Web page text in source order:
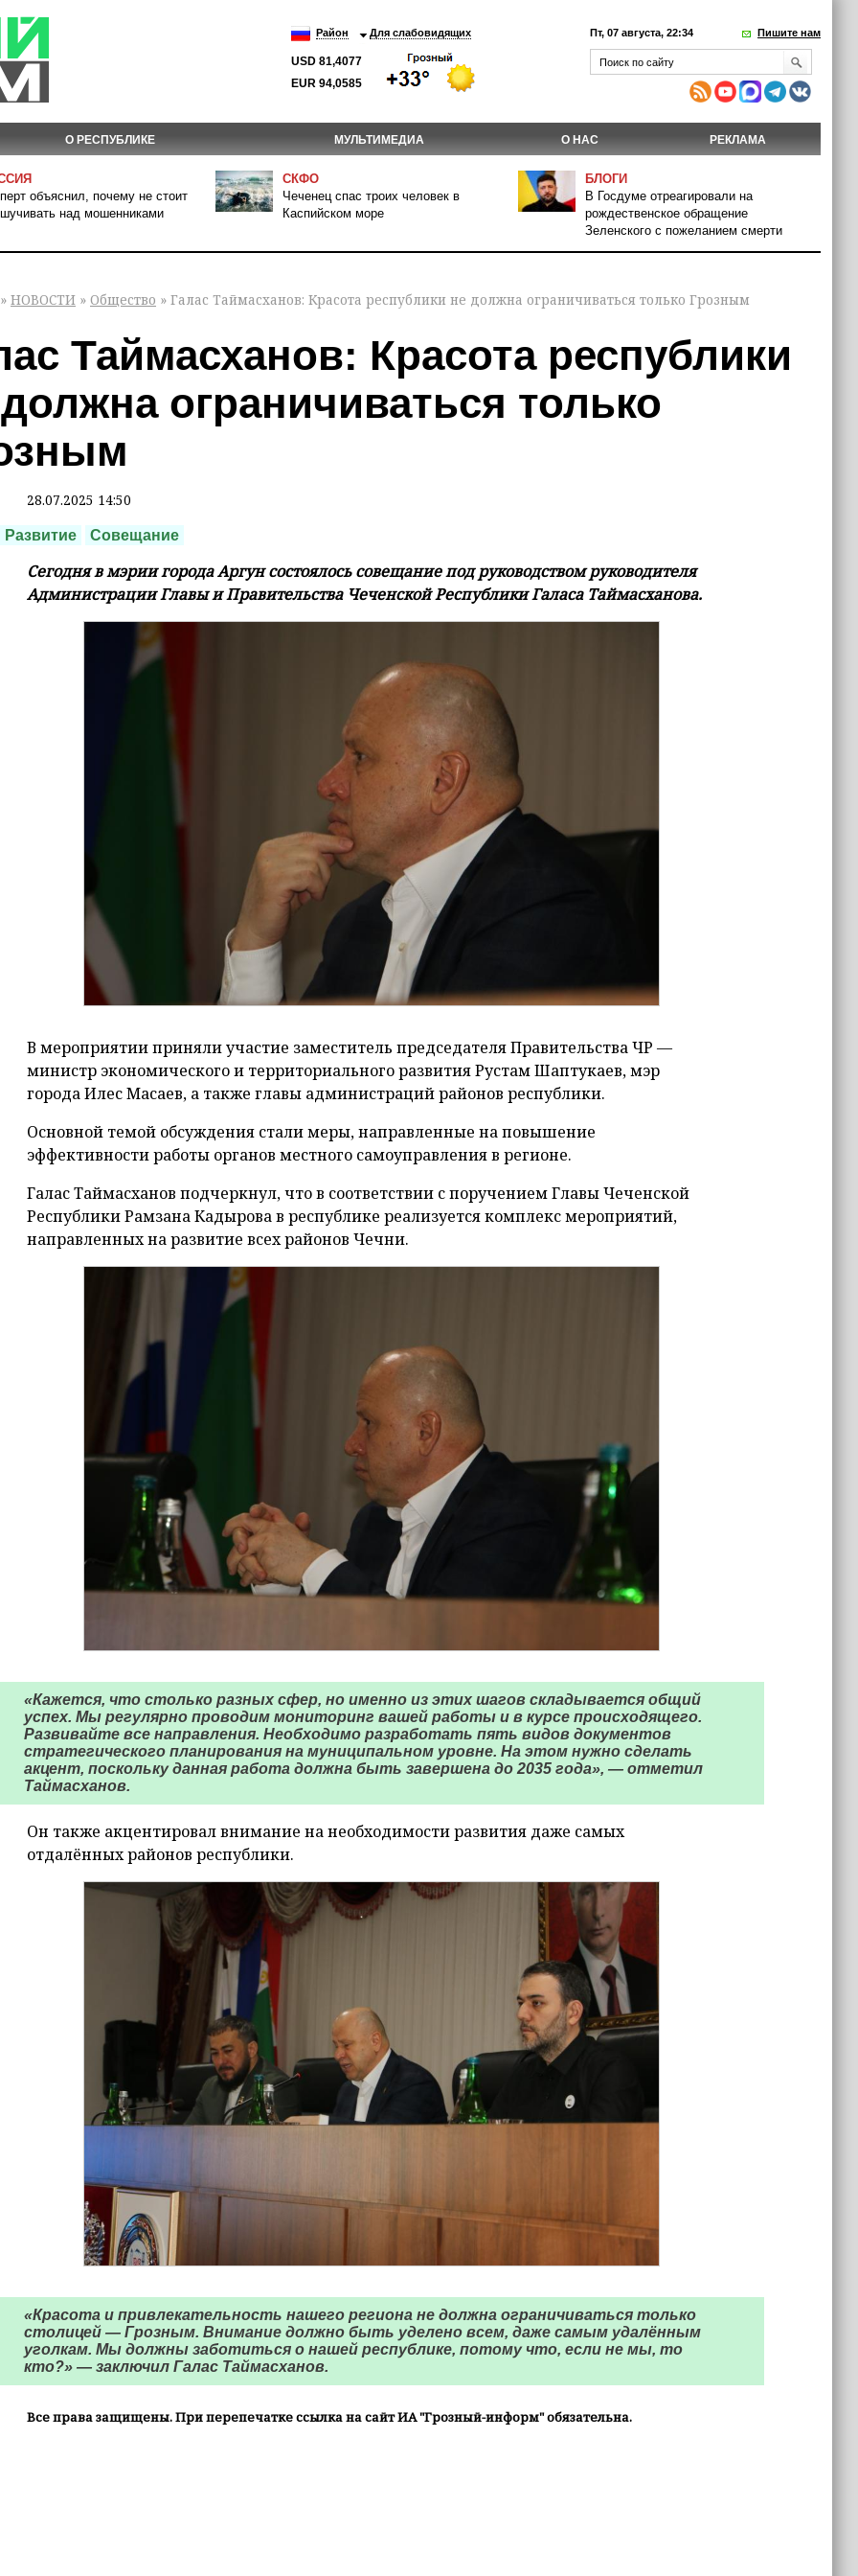
Район Для слабовидящих
USD 81,4077
EUR 94,0585
Пт, 07 августа, 22:34 Пишите нам
О РЕСПУБЛИКЕ МУЛЬТИМЕДИА О НАС РЕКЛАМА
объяснил, почему не стоит
над мошенниками
СКФО
Чеченец спас троих человек в
Каспийском море
БЛОГИ
В Госдуме отреагировали на
рождественское обращение
Зеленского с пожеланием смерти
» НОВОСТИ » Общество » Галас Таймасханов: Красота республики не должна ограничиваться только Грозным
Таймасханов: Красота республики
ограничиваться только
28.07.2025 14:50
Развитие Совещание
Сегодня в мэрии города Аргун состоялось совещание под руководством руководителя
Администрации Главы и Правительства Чеченской Республики Галаса Таймасханова.
В мероприятии приняли участие заместитель председателя Правительства ЧР —
министр экономического и территориального развития Рустам Шаптукаев, мэр
города Илес Масаев, а также главы администраций районов республики.
Основной темой обсуждения стали меры, направленные на повышение
эффективности работы органов местного самоуправления в регионе.
Галас Таймасханов подчеркнул, что в соответствии с поручением Главы Чеченской
Республики Рамзана Кадырова в республике реализуется комплекс мероприятий,
направленных на развитие всех районов Чечни.
«Кажется, что столько разных сфер, но именно из этих шагов складывается общий
успех. Мы регулярно проводим мониторинг вашей работы и в курсе происходящего.
Развивайте все направления. Необходимо разработать пять видов документов
стратегического планирования на муниципальном уровне. На этом нужно сделать
акцент, поскольку данная работа должна быть завершена до 2035 года», — отметил
Таймасханов.
Он также акцентировал внимание на необходимости развития даже самых
отдалённых районов республики.
«Красота и привлекательность нашего региона не должна ограничиваться только
столицей — Грозным. Внимание должно быть уделено всем, даже самым удалённым
уголкам. Мы должны заботиться о нашей республике, потому что, если не мы, то
кто?» — заключил Галас Таймасханов.
Все права защищены. При перепечатке ссылка на сайт ИА "Грозный-информ" обязательна.